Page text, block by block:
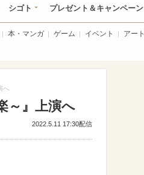
シゴト プレゼント＆キャンペーン
本・マンガ ゲーム イベント アート
へ
～』上演へ
2022.5.11 17:30配信